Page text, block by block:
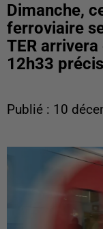
Dimanche,
ferroviaire
TER
12h33
Publié : 10